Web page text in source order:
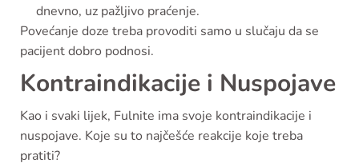
dnevno, uz pažljivo praćenje.
Povećanje doze treba provoditi samo u slučaju da se
pacijent dobro podnosi.
Kontraindikacije i Nuspojave
Kao i svaki lijek, Fulnite ima svoje kontraindikacije i
nuspojave. Koje su to najčešće reakcije koje treba
pratiti?